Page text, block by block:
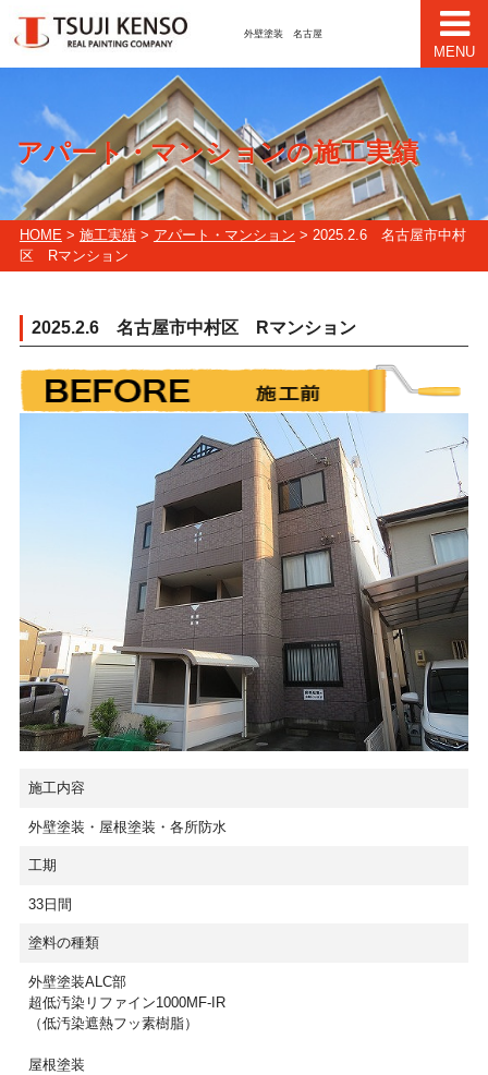
外壁塗装 名古屋
MENU
アパート・マンションの施工実績
HOME> 施工実績> アパート・マンション > 2025.2.6 名古屋市中村
区 Rマンション
2025.2.6 名古屋市中村区 Rマンション
施工内容
外壁塗装・屋根塗装・各所防水
工期
33日間
塗料の種類
外壁塗装ALC部
超低汚染リファイン1000MF-IR
（低汚染遮熱フッ素樹脂）
屋根塗装